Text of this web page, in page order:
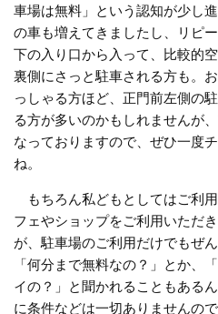
車場は無料」という認知が少し
の車も増えてきましたし、リピ
下の入り口から入って、比較的
裏側にさっと駐車される方も。
っしゃる方ほど、正門前左側の
る方が多いのかもしれませんが
なっておりますので、ぜひ一度
ね。
もちろん私どもとしてはご利
フェやショップをご利用いただ
が、駐車場のご利用だけでもぜ
「何分まで無料なの？」とか、
イの？」と聞かれることもある
に条件などは一切ありませんの